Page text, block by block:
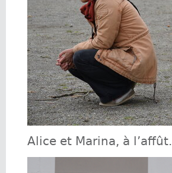
Alice et Marina, à l’affût.